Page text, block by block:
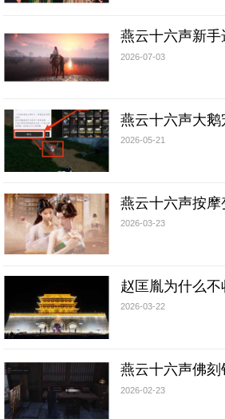
燕云十六声新
2026-07-03
燕云十六声大鹅
2026-05-21
燕云十六声按摩
2026-03-23
赵匡胤为什么不
2026-03-22
燕云十六声佛刻
2026-02-23